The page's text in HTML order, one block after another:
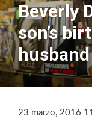
Beverly
son’s
husband
23 marzo, 2016